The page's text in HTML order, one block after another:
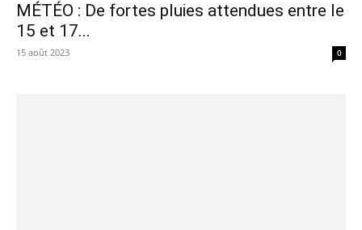
MÉTÉO : De fortes pluies attendues entre le
15 et 17...
15 août 2023 0